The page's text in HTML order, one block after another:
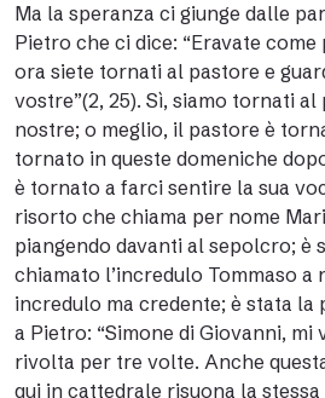
Ma la speranza ci giunge dalle
Pietro che ci dice: “Eravate come
ora siete tornati al pastore e
vostre”(2, 25). Sì, siamo tornati
nostre; o meglio, il pastore è
tornato in queste domeniche
è tornato a farci sentire la sua
risorto che chiama per nome
piangendo davanti al sepolcro; è
chiamato l’incredulo Tommaso a
incredulo ma credente; è stata la
a Pietro: “Simone di Giovanni, mi
rivolta per tre volte. Anche
qui in cattedrale risuona la stessa